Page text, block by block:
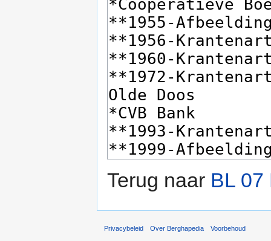
Terug naar BL 07
Privacybeleid Over Berghapedia Voorbehoud